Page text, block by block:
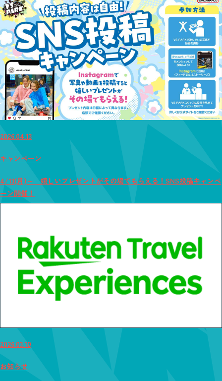
2026.04.13
キャンペーン
4/13(月)～ 嬉しいプレゼントがその場でもらえる！SNS投稿キャンペ
ーン開催！
2026.03.10
お知らせ